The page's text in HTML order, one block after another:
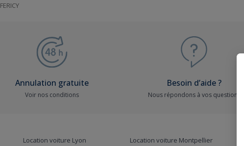
FERICY
Annulation gratuite
Voir nos conditions
Besoin d’aide ?
Nous répondons à vos questions
Location voiture Lyon Location voiture Montpellier